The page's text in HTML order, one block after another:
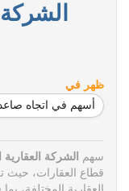
ظهر في
أسهم في اتجاه
سهم الشركة العقارية
قطاع العقارات، حيث